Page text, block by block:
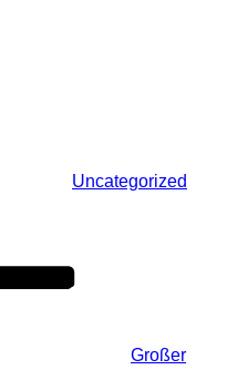
Uncategorized
Großer